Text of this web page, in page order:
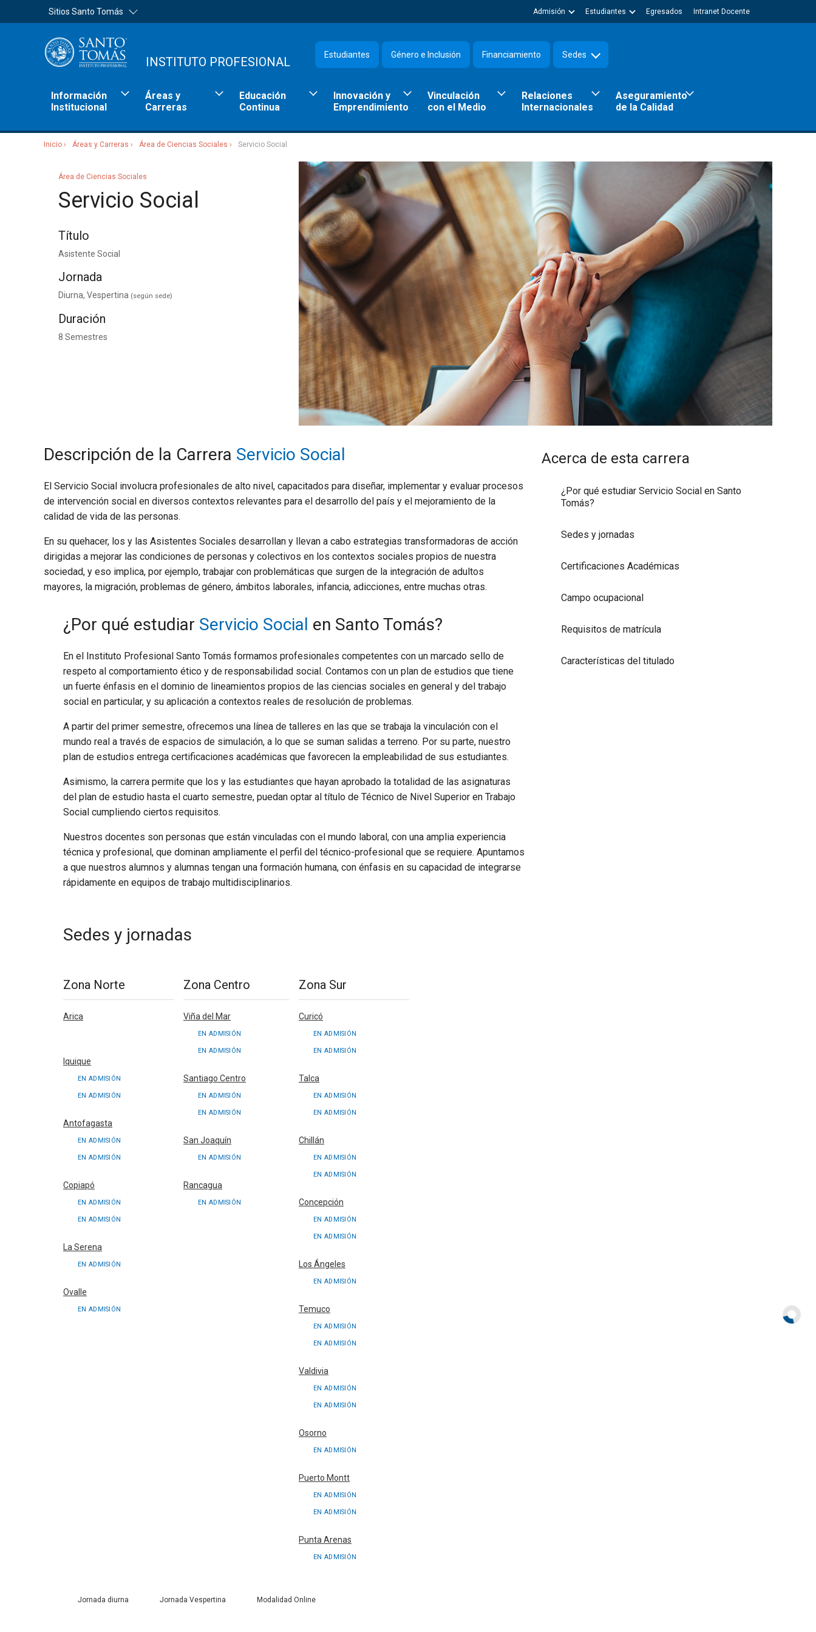
Sitios Santo Tomás Intranet Docente
Egresados
Estudiantes
Admisión
Estudiantes Género e Inclusión Financiamiento Sedes
INSTITUTO PROFESIONAL
Información
Institucional
Áreas y
Carreras
Educación
Continua
Innovación y
Emprendimiento
Vinculación
con el Medio
Relaciones
Internacionales
Aseguramiento
de la Calidad
Inicio Áreas y Carreras Área de Ciencias Sociales Servicio Social
Área de Ciencias Sociales
Servicio Social
Título
Asistente Social
Jornada
Diurna, Vespertina (según sede)
Duración
8 Semestres
Descripción de la Carrera Servicio Social
El Servicio Social involucra profesionales de alto nivel, capacitados para diseñar, implementar y evaluar procesos
de intervención social en diversos contextos relevantes para el desarrollo del país y el mejoramiento de la
calidad de vida de las personas.
En su quehacer, los y las Asistentes Sociales desarrollan y llevan a cabo estrategias transformadoras de acción
dirigidas a mejorar las condiciones de personas y colectivos en los contextos sociales propios de nuestra
sociedad, y eso implica, por ejemplo, trabajar con problemáticas que surgen de la integración de adultos
mayores, la migración, problemas de género, ámbitos laborales, infancia, adicciones, entre muchas otras.
¿Por qué estudiar Servicio Social en Santo Tomás?
En el Instituto Profesional Santo Tomás formamos profesionales competentes con un marcado sello de
respeto al comportamiento ético y de responsabilidad social. Contamos con un plan de estudios que tiene
un fuerte énfasis en el dominio de lineamientos propios de las ciencias sociales en general y del trabajo
social en particular, y su aplicación a contextos reales de resolución de problemas.
A partir del primer semestre, ofrecemos una línea de talleres en las que se trabaja la vinculación con el
mundo real a través de espacios de simulación, a lo que se suman salidas a terreno. Por su parte, nuestro
plan de estudios entrega certificaciones académicas que favorecen la empleabilidad de sus estudiantes.
Asimismo, la carrera permite que los y las estudiantes que hayan aprobado la totalidad de las asignaturas
del plan de estudio hasta el cuarto semestre, puedan optar al título de Técnico de Nivel Superior en Trabajo
Social cumpliendo ciertos requisitos.
Nuestros docentes son personas que están vinculadas con el mundo laboral, con una amplia experiencia
técnica y profesional, que dominan ampliamente el perfil del técnico-profesional que se requiere. Apuntamos
a que nuestros alumnos y alumnas tengan una formación humana, con énfasis en su capacidad de integrarse
rápidamente en equipos de trabajo multidisciplinarios.
Sedes y jornadas
Zona Norte
Arica
Iquique
EN ADMISIÓN
EN ADMISIÓN
Antofagasta
EN ADMISIÓN
EN ADMISIÓN
Copiapó
EN ADMISIÓN
EN ADMISIÓN
La Serena
EN ADMISIÓN
Ovalle
EN ADMISIÓN
Zona Centro
Viña del Mar
EN ADMISIÓN
EN ADMISIÓN
Santiago Centro
EN ADMISIÓN
EN ADMISIÓN
San Joaquín
EN ADMISIÓN
Rancagua
EN ADMISIÓN
Zona Sur
Curicó
EN ADMISIÓN
EN ADMISIÓN
Talca
EN ADMISIÓN
EN ADMISIÓN
Chillán
EN ADMISIÓN
EN ADMISIÓN
Concepción
EN ADMISIÓN
EN ADMISIÓN
Los Ángeles
EN ADMISIÓN
Temuco
EN ADMISIÓN
EN ADMISIÓN
Valdivia
EN ADMISIÓN
EN ADMISIÓN
Osorno
EN ADMISIÓN
Puerto Montt
EN ADMISIÓN
EN ADMISIÓN
Punta Arenas
EN ADMISIÓN
Jornada diurna Jornada Vespertina Modalidad Online
Acerca de esta carrera
¿Por qué estudiar Servicio Social en Santo
Tomás?
Sedes y jornadas
Certificaciones Académicas
Campo ocupacional
Requisitos de matrícula
Características del titulado